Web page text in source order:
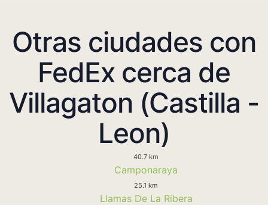
Otras ciudades con
FedEx cerca de
Villagaton (Castilla -
Leon)
40.7 km
Camponaraya
25.1 km
Llamas De La Ribera